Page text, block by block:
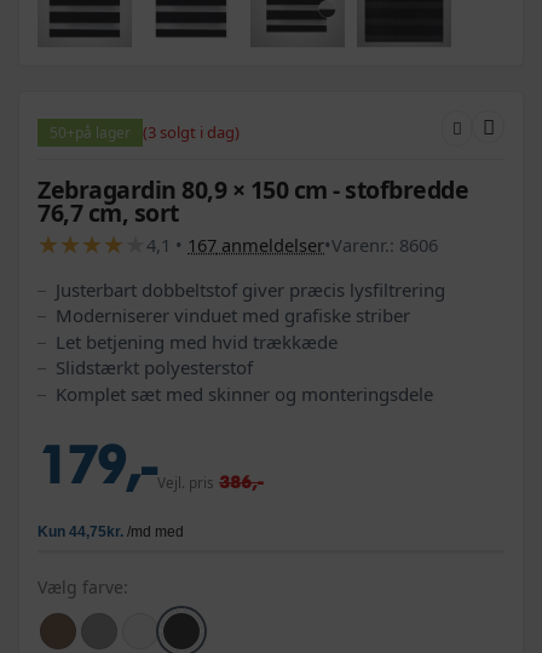
50+på lager (3 solgt i dag)
Zebragardin 80,9 × 150 cm - stofbredde
76,7 cm, sort
★
★★
★★
★★
★ 4,1 • 167 anmeldelser•Varenr.: 8606
Justerbart dobbeltstof giver præcis lysfiltrering
Moderniserer vinduet med grafiske striber
Let betjening med hvid trækkæde
Slidstærkt polyesterstof
Komplet sæt med skinner og monteringsdele
179,-Vejl. pris 386,-
Vælg farve: